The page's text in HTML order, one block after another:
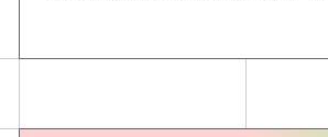
Simulation